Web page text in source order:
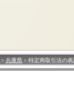
> 兵庫県 > 特定商取引法の表